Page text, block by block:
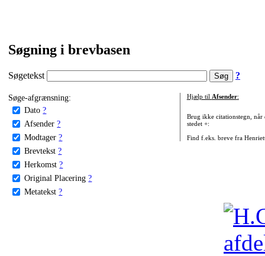
Søgning i brevbasen
Søgetekst ?
Søge-afgrænsning:
Dato ?
Afsender ?
Modtager ?
Brevtekst ?
Herkomst ?
Original Placering ?
Metatekst ?
Hjælp til Afsender:
Brug ikke citationstegn, når
stedet +:
Find f.eks. breve fra